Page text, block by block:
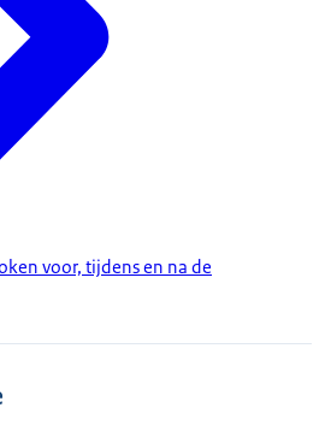
voor, tijdens en na de